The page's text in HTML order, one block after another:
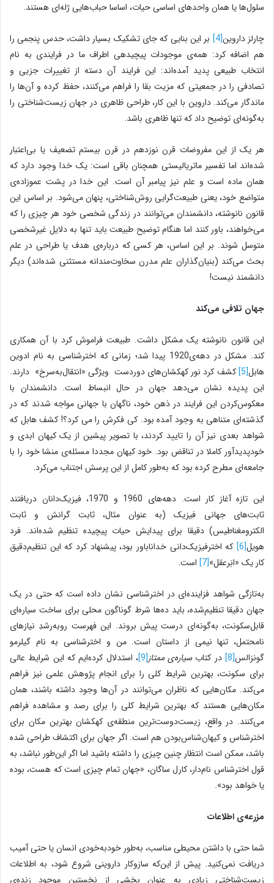
سلول‌ها یا همان واحدهای اساسی حیات، اساسا حباب‌هایی ژله‌ای هستند.
چارلز داروین[4]
بر این بنایی که جای تشکیک بسیار داشت، حدس پنجمی را
هم اضافه کرد: همه‌ی موجودات پیچیده‎ی اطراف ما در فرایندی به نام
انتخاب طبیعی پدید آمده‌اند: این فرایند آن دسته از تغییرات جزیی و
تصادفی را در جمعیتی که مزیت بقا را فراهم می‌کنند، حفظ کرده و آن‌ها را
ماندگار می‌کند. داروین با این کار، طراحی ظاهری در جهان زیست‌شناختی را
به‌گونه‌ای توضیح داد که تنها ظاهری باشد.
هر یک از این مفروضات قرن نوزدهم در قرن بیستم تضعیف یا بی‌اعتبار
شده‌اند اما تفسیر ماتریالیستی همچنان باقی است: یک خدا وجود دارد که
همان ماده است و علم نیز پیامبر آن است. این خدا در پشت عموزاده‌ی
متواضع خود، یعنی طبیعت‌گرایی روش‌شناختی، پنهان می‌شود. بر اساس این
قانون نانوشته، دانشمندان می‌توانند در زندگی شخصی خود هر چیزی را که
می‌خواهند، باور کنند اما هنگام توضیح طبیعت باید تنها به دلایل غیرشخصی
متوسل شوند. بر این اساس، هر کسی که درباره‌ی هدف یا طراحی در علم
بحث می‌کند (بنیان‌گذاران علم مدرن سخاوت‌مندانه مستثنی شده‌اند) دیگر
دانشمند نیست!
جهان تلافی می‌کند
این قانون نانوشته یک مشکل داشت. طبیعت فراموش کرد با آن همکاری
کند. مشکل در دهه‌ی1920 پیدا شد؛ زمانی که اختر‌شناسی به نام ادوین
هابل[5]
کشف کرد نور کهکشان‌های دوردست ویژگی «انتقال‌به‌سرخ» دارند.
این پدیده نشان می‌دهد جهان در حال انبساط است. دانشمندان با
معکوس‌کردن این فرایند در ذهن خود، ناگهان با جهانی مواجه شدند که در
گذشته‌ای متناهی به وجود آمده بود. کی فکرش را می کرد؟! کشف هابل که
شواهد بعدی نیز آن را تایید کردند، با تصویر پیشین از یک کیهان ابدی و
خودپدیدآور کاملا در تناقض بود. خود کیهان مجددا مسئله‌ی منشا خود را با
جامعه‌ای مطرح کرده بود که به‌طور کامل از این پرسش اجتناب می‌کرد.
این تازه آغاز کار است. دهه‌های 1960 و 1970، فیزیک‌دانان دریافتند
ثابت‌های جهانی فیزیک (به عنوان مثال، ثابت گرانش و ثابت
الکترومغناطیس) دقیقا برای پیدایش حیات پیچیده تنظیم شده‌اند. فرد
هویل[6]
که اخترفیزیک‌دانی خداناباور بود، پیشنهاد کرد که این تنظیم‌دقیق
کار یک «ابَرعقل»[7] است.
به‌تازگی شواهد فزاینده‌ای در اخترشناسی نشان داده است که حتی در یک
جهان دقیقا تنظیم‌شده، باید ده‌ها شرط گوناگون محلی برای ساخت سیار‌ه‌ای
قابل‌سکونت، به‌گونه‌ای درست پیش بروند. این فهرست روبه‌رشدِ نیازهای
نامحتمل، تنها نیمی از داستان است. من و اختر‌شناسی به نام گیلرمو
گونزالس[8] در کتاب سیاره‌ی ممتاز[9] ، استدلال کرده‌ایم که این شرایط عالی
برای سکونت، بهترین شرایط کلی را برای انجام پژوهش علمی نیز فراهم
می‌کند. مکان‌هایی که ناظران می‌توانند در آن‌ها وجود داشته باشند، همان
مکان‌هایی هستند که بهترین شرایط کلی را برای رصد و مشاهده فراهم
می‌کنند. در واقع، زیست‌دوست‌ترین منطقه‌ی کهکشان بهترین مکان برای
اخترشناس و کیهان‌شناس‌بودن هم است. اگر جهان برای اکتشاف طراحی شده
باشد، ممکن است انتظار چنین چیزی را داشته باشید اما اگر این‌طور نباشد، به
قول اخترشناس نام‌دار، کارل ساگان، «جهان تمام چیزی است که هست، بوده
یا خواهد بود».
مزرعه‌ی اطلاعات
شما حتی با داشتن محیطی مناسب، به‌طور خودبه‌خودی انسان یا حتی آمیب
دریافت نمی‌کنید. پیش از این‌که سازوکار داروینی شروع شود، به اطلاعات
زیست‌شناختی زیادی به عنوان بخشی از نخستین موجود زنده‌ی